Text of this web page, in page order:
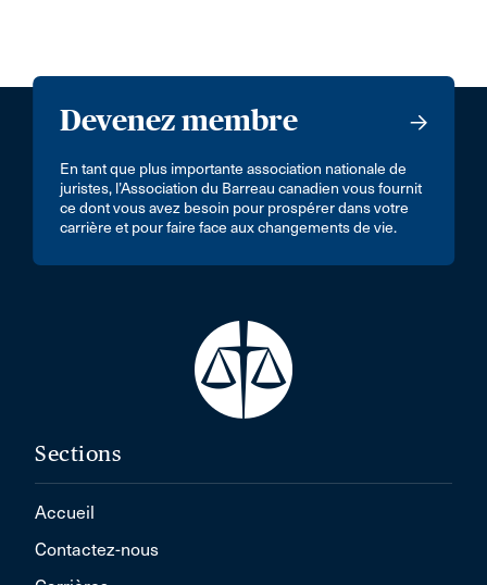
Devenez membre
En tant que plus importante association nationale de
juristes, l’Association du Barreau canadien vous fournit
ce dont vous avez besoin pour prospérer dans votre
carrière et pour faire face aux changements de vie.
Sections
Accueil
Contactez-nous